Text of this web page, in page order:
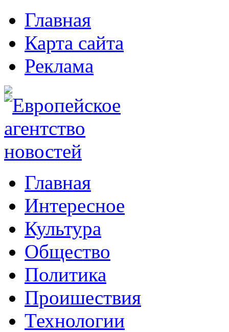
Главная
Карта сайта
Реклама
Главная
Интересное
Культура
Общество
Политика
Проишествия
Технологии